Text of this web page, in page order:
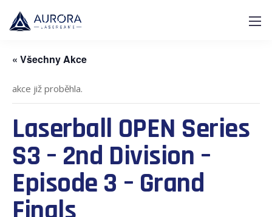
« Všechny Akce
akce již proběhla.
Laserball OPEN Series
S3 – 2nd Division –
Episode 3 – Grand